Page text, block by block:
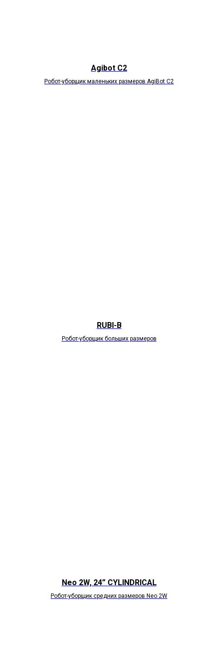
Agibot C2
Робот-уборщик маленьких размеров AgiВоt C2
RUBI-B
Робот-уборщик больших размеров
Neo 2W, 24” CYLINDRICAL
Робот-уборщик средних размеров Neo 2W